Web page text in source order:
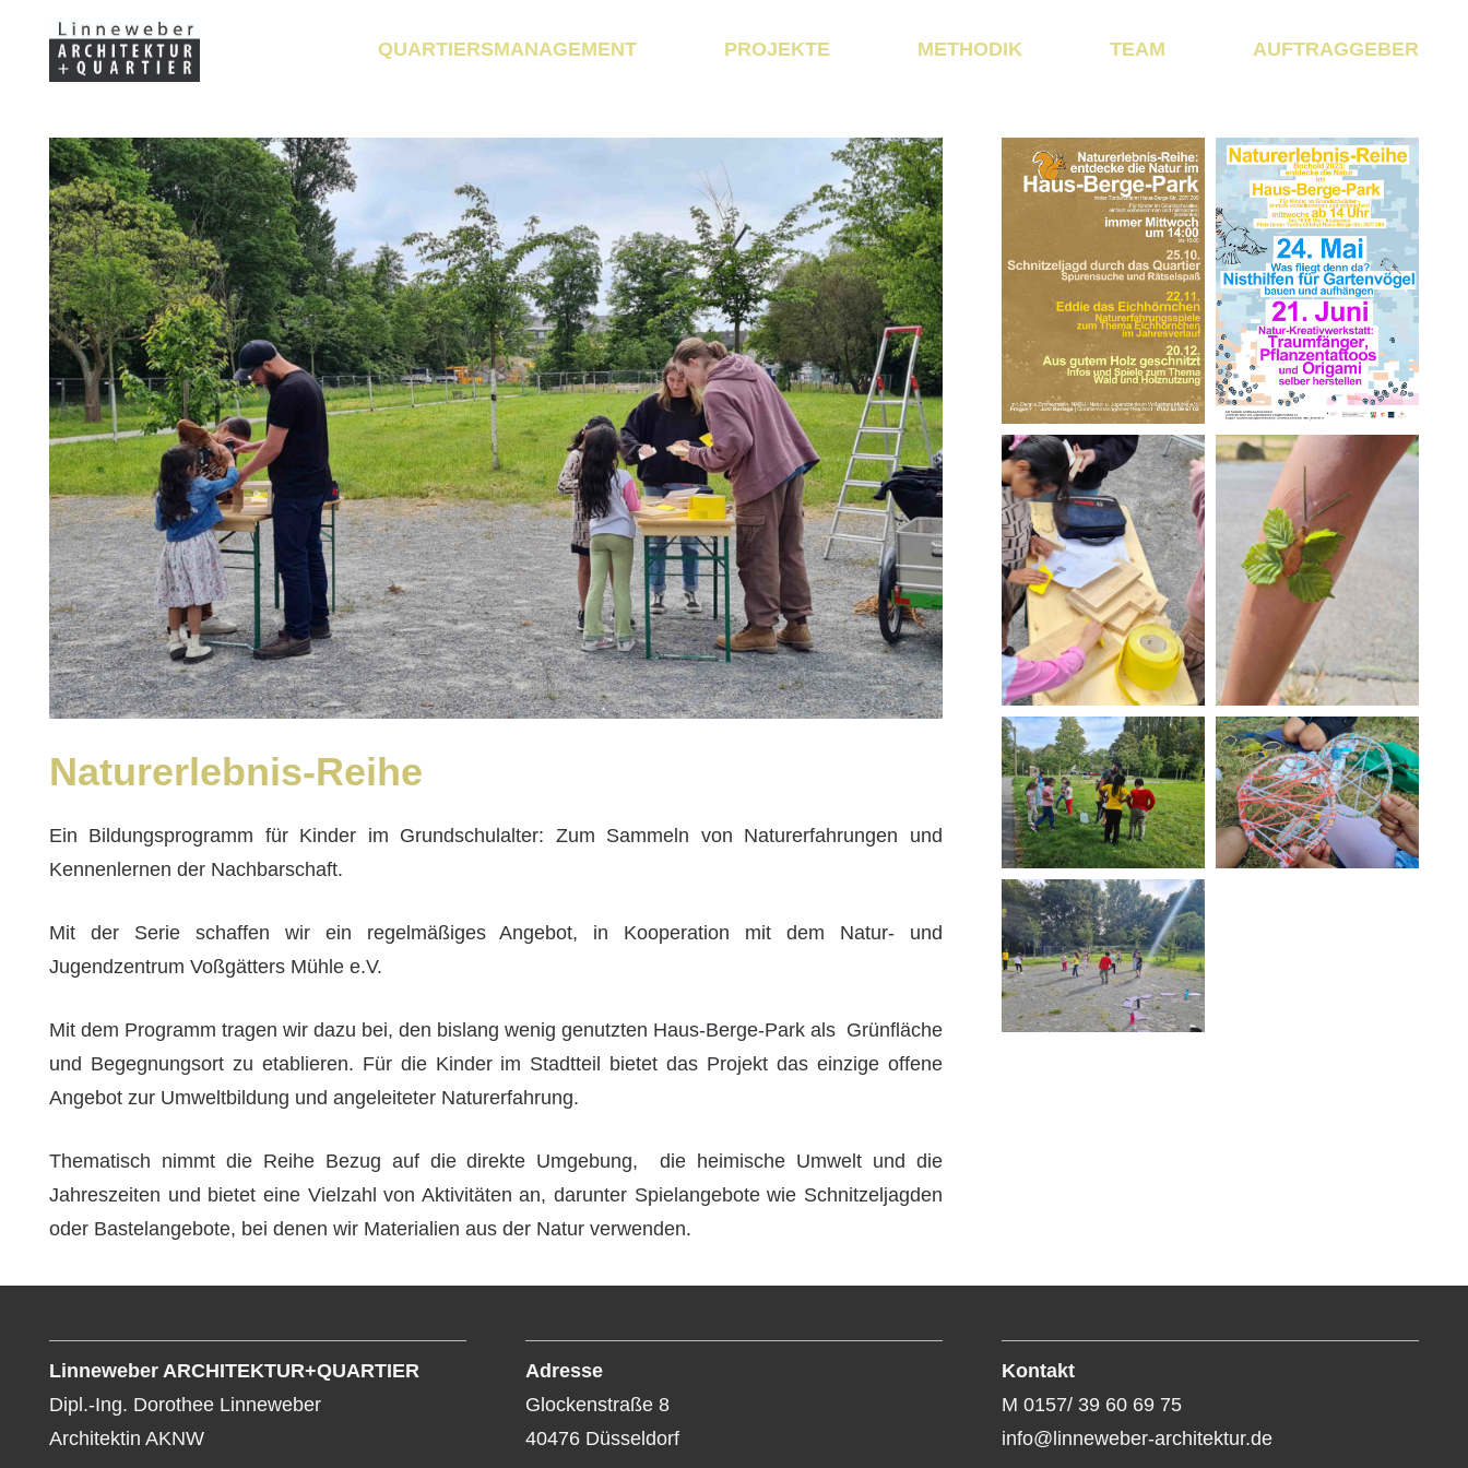
QUARTIERSMANAGEMENT PROJEKTE METHODIK TEAM AUFTRAGGEBER
Naturerlebnis-Reihe
Ein Bildungsprogramm für Kinder im Grundschulalter: Zum Sammeln von Naturerfahrungen und
Kennenlernen der Nachbarschaft.
Mit der Serie schaffen wir ein regelmäßiges Angebot, in Kooperation mit dem Natur- und
Jugendzentrum Voßgätters Mühle e.V.
Mit dem Programm tragen wir dazu bei, den bislang wenig genutzten Haus-Berge-Park als Grünfläche
und Begegnungsort zu etablieren. Für die Kinder im Stadtteil bietet das Projekt das einzige offene
Angebot zur Umweltbildung und angeleiteter Naturerfahrung.
Thematisch nimmt die Reihe Bezug auf die direkte Umgebung, die heimische Umwelt und die
Jahreszeiten und bietet eine Vielzahl von Aktivitäten an, darunter Spielangebote wie Schnitzeljagden
oder Bastelangebote, bei denen wir Materialien aus der Natur verwenden.
Linneweber ARCHITEKTUR+QUARTIER
Dipl.-Ing. Dorothee Linneweber
Architektin AKNW
Adresse
Glockenstraße 8
40476 Düsseldorf
Kontakt
M 0157/ 39 60 69 75
info@linneweber-architektur.de